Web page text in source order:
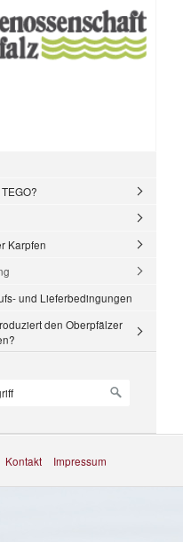
Karpfen
und Lieferbedingungen
den Oberpfälzer
Kontakt Impressum